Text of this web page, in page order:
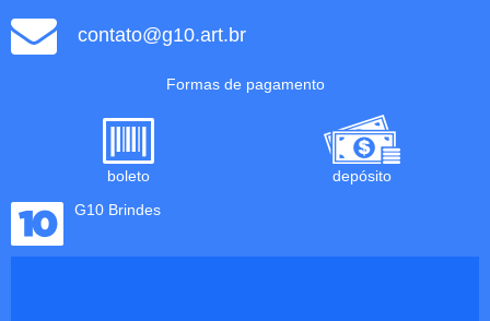
contato@g10.art.br
Formas de pagamento
boleto
depósito
G10 Brindes